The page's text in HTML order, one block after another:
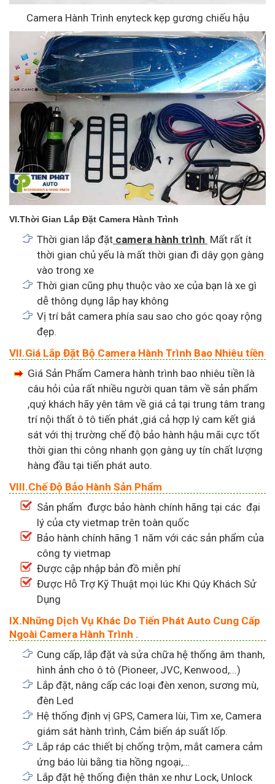
Camera Hành Trình enyteck kẹp gương chiếu hậu
VI.Thời Gian Lắp Đặt Camera Hành Trình
Thời gian lắp đặt camera hành trình Mất rất ít
thời gian chủ yếu là mất thời gian đi dây gọn gàng
vào trong xe
Thời gian cũng phụ thuộc vào xe của bạn là xe gì
dễ thông dụng lắp hay không
Vị trí bắt camera phía sau sao cho góc qoay rộng
đẹp.
VII.Giá Lắp Đặt Bộ Camera Hành Trình Bao Nhiêu tiền
Giá Sản Phẩm Camera hành trình bao nhiêu tiền là
câu hỏi của rất nhiều người quan tâm về sản phẩm
,quý khách hãy yên tâm về giá cả tại trung tâm trang
trí nội thất ô tô tiến phát ,giá cả hợp lý cam kết giá
sát với thị trường chế độ bảo hành hậu mãi cực tốt
thời gian thi công nhanh gọn gàng uy tín chất lượng
hàng đầu tại tiến phát auto.
VIII.Chế Độ Bảo Hành Sản Phẩm
Sản phẩm được bảo hành chính hãng tại các đại
lý của cty vietmap trên toàn quốc
Bảo hành chính hãng 1 năm với các sản phẩm của
công ty vietmap
Được cập nhập bản đồ miễn phí
Được Hỗ Trợ Kỹ Thuật mọi lúc Khi Qúy Khách Sử
Dụng
IX.Những Dịch Vụ Khác Do Tiến Phát Auto Cung Cấp
Ngoài Camera Hành Trình .
Cung cấp, lắp đặt và sửa chữa hệ thống âm thanh,
hình ảnh cho ô tô (Pioneer, JVC, Kenwood,...)
Lắp đặt, nâng cấp các loại đèn xenon, sương mù,
đèn Led
Hệ thống định vị GPS, Camera lùi, Tìm xe, Camera
giám sát hành trình, Cảm biến áp suất lốp.
Lắp ráp các thiết bị chống trộm, mắt camera cảm
ứng báo lùi bằng tia hồng ngoại,…
Lắp đặt hệ thống điện thân xe như Lock, Unlock